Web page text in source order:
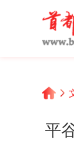
平